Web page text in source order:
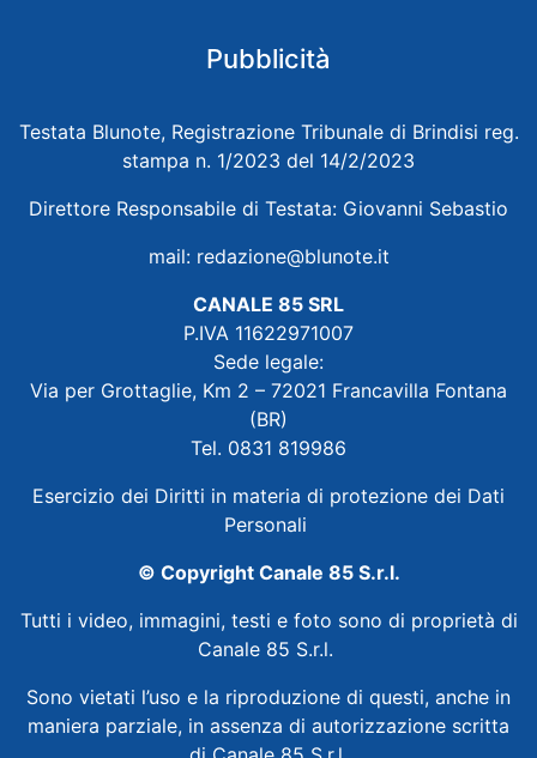
Pubblicità
Testata Blunote, Registrazione Tribunale di Brindisi reg.
stampa n. 1/2023 del 14/2/2023
Direttore Responsabile di Testata: Giovanni Sebastio
mail: redazione@blunote.it
CANALE 85 SRL
P.IVA 11622971007
Sede legale:
Via per Grottaglie, Km 2 – 72021 Francavilla Fontana
(BR)
Tel. 0831 819986
Esercizio dei Diritti in materia di protezione dei Dati
Personali
© Copyright Canale 85 S.r.l.
Tutti i video, immagini, testi e foto sono di proprietà di
Canale 85 S.r.l.
Sono vietati l’uso e la riproduzione di questi, anche in
maniera parziale, in assenza di autorizzazione scritta